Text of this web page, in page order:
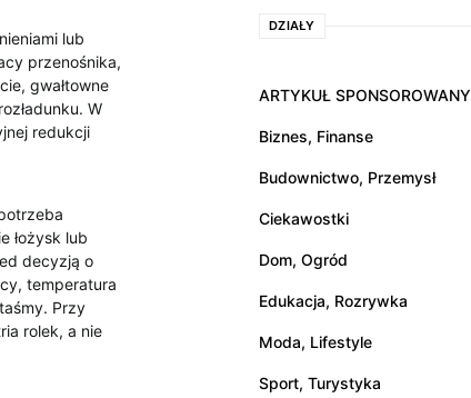
lub
przenośnika,
gwałtowne
W
redukcji
łożysk lub
decyzją o
temperatura
Przy
rolek, a nie
DZIAŁY
ARTYKUŁ SPONSOROWANY
Biznes, Finanse
Budownictwo, Przemysł
Ciekawostki
Dom, Ogród
Edukacja, Rozrywka
Moda, Lifestyle
Sport, Turystyka